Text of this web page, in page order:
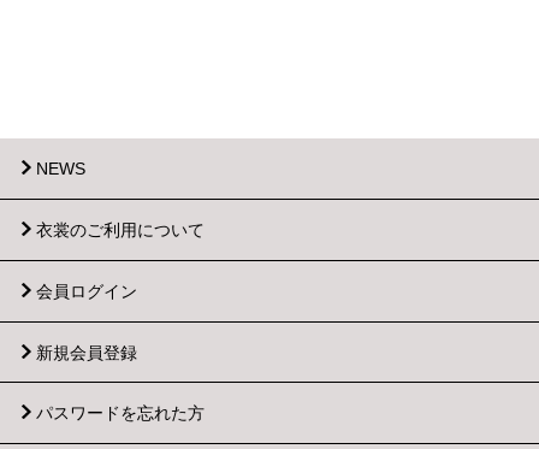
NEWS
衣裳のご利用について
会員ログイン
新規会員登録
パスワードを忘れた方